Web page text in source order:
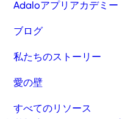
Adaloアプリアカデミー
ブログ
私たちのストーリー
愛の壁
すべてのリソース